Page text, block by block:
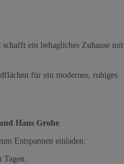
ein behagliches Zuhause mit
für ein modernes, ruhiges
Hans Grohe
Entspannen einladen.